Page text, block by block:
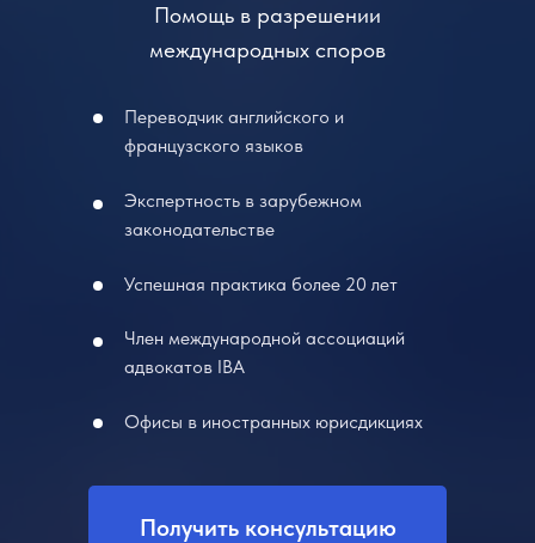
Член международной ассоциаций
адвокатов IBA
Офисы в иностранных юрисдикциях
Успешная практика более 20 лет
Экспертность в зарубежном
законодательстве
Переводчик английского и
французского языков
Помощь в разрешении
международных споров
Получить консультацию